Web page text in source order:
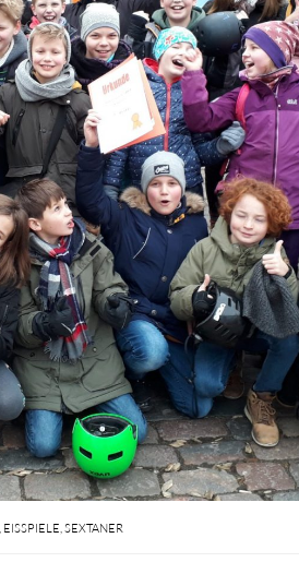
EISSPIELE SEXTANER